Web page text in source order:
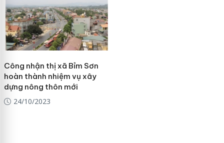
Công nhận thị xã Bỉm Sơn
hoàn thành nhiệm vụ xây
dựng nông thôn mới
24/10/2023